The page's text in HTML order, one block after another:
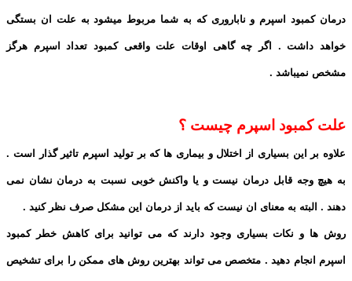
درمان کمبود اسپرم و ناباروری که به شما مربوط میشود به علت ان بستگی
خواهد داشت . اگر چه گاهی اوقات علت واقعی کمبود تعداد اسپرم هرگز
مشخص نمیباشد .
علت کمبود اسپرم چیست ؟
علاوه بر این بسیاری از اختلال و بیماری ها که بر تولید اسپرم تاثیر گذار است .
به هیچ وجه قابل درمان نیست و یا واکنش خوبی نسبت به درمان نشان نمی
دهند . البته به معنای ان نیست که باید از درمان این مشکل صرف نظر کنید .
روش ها و نکات بسیاری وجود دارند که می توانید برای کاهش خطر کمبود
اسپرم انجام دهید . متخصص می تواند بهترین روش های ممکن را برای تشخیص